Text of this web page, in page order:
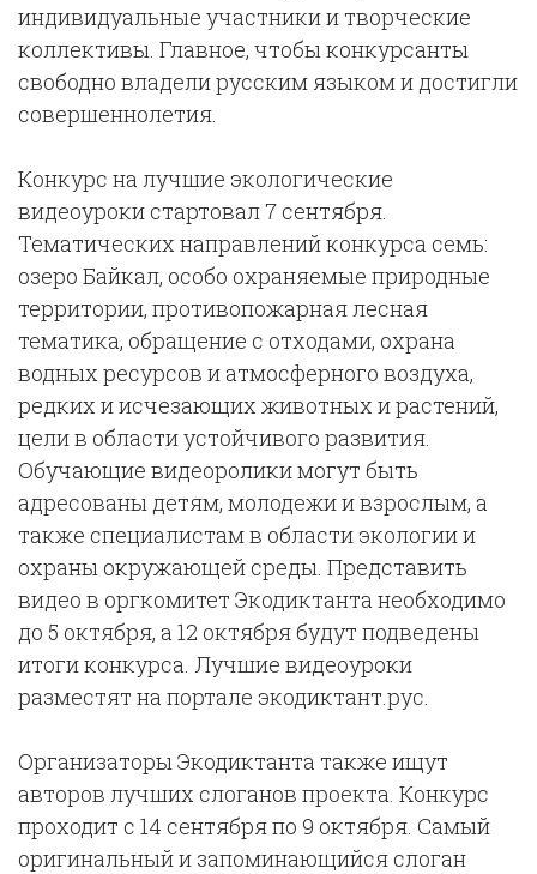
индивидуальные участники и творческие
коллективы. Главное, чтобы конкурсанты
свободно владели русским языком и достигли
совершеннолетия.
Конкурс на лучшие экологические
видеоуроки стартовал 7 сентября.
Тематических направлений конкурса семь:
озеро Байкал, особо охраняемые природные
территории, противопожарная лесная
тематика, обращение с отходами, охрана
водных ресурсов и атмосферного воздуха,
редких и исчезающих животных и растений,
цели в области устойчивого развития.
Обучающие видеоролики могут быть
адресованы детям, молодежи и взрослым, а
также специалистам в области экологии и
охраны окружающей среды. Представить
видео в оргкомитет Экодиктанта необходимо
до 5 октября, а 12 октября будут подведены
итоги конкурса. Лучшие видеоуроки
разместят на портале экодиктант.рус.
Организаторы Экодиктанта также ищут
авторов лучших слоганов проекта. Конкурс
проходит с 14 сентября по 9 октября. Самый
оригинальный и запоминающийся слоган